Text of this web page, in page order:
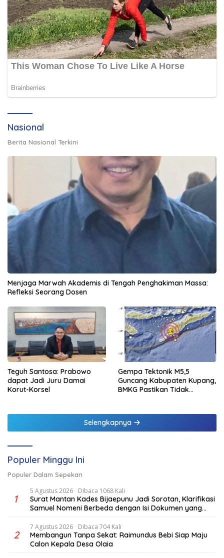
Nasional
Berita Nasional Terkini
Menjaga Marwah Akademis di Tengah Penghakiman Massa:
Refleksi Seorang Dosen
Teguh Santosa: Prabowo
dapat Jadi Juru Damai
Korut-Korsel
Gempa Tektonik M5,5
Guncang Kabupaten Kupang,
BMKG Pastikan Tidak
Selengkapnya
Populer Minggu Ini
Populer Dalam Sepekan
1
5 Agustus 2026 Dibaca 1068 Kali
Surat Mantan Kades Bijaepunu Jadi Sorotan, Klarifikasi
Samuel Nomeni Berbeda dengan Isi Dokumen yang
Beredar
2
7 Agustus 2026 Dibaca 704 Kali
Membangun Tanpa Sekat: Raimundus Bebi Siap Maju
Calon Kepala Desa Olaia